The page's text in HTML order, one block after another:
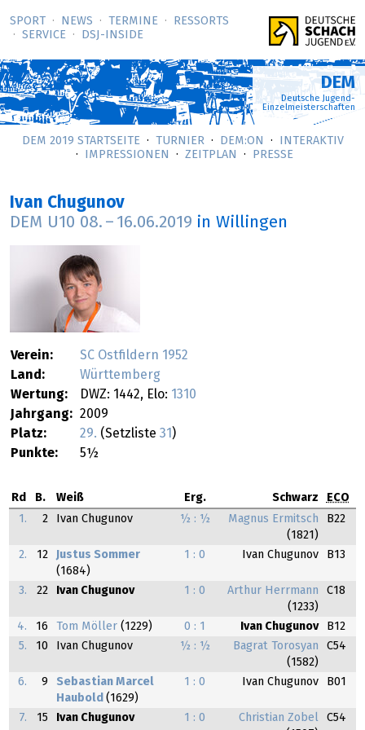
SPORT NEWS TERMINE
RESSORTS
SERVICE
DSJ-­INSIDE
DEM
Deutsche Jugend-
Einzelmeisterschaften
DEM 2019 STARTSEITE TURNIER DEM:ON
INTERAKTIV
IMPRESSIONEN
ZEITPLAN PRESSE
Ivan Chugunov
DEM U10 08. – 16.06.2019 in Willingen
Verein:
SC Ostfildern 1952
Land:
Württemberg
Wertung:
DWZ: 1442, Elo: 1310
Jahrgang: 2009
Platz:
29. (Setzliste 31 )
Punkte:
5½
Rd B. Weiß Erg. Schwarz
ECO
1.
2 Ivan Chugunov ½ : ½
Magnus Ermitsch
(1821)
B22
2. 12
Justus Sommer
(1684)
1 : 0 Ivan Chugunov B13
3. 22 Ivan Chugunov 1 : 0
Arthur Herrmann
(1233)
C18
4. 16 Tom Möller (1229) 0 : 1 Ivan Chugunov
B12
5.
10 Ivan Chugunov ½ : ½
Bagrat Torosyan
(1582)
C54
6. 9
Sebastian Marcel
Haubold (1629)
1 : 0 Ivan Chugunov B01
7. 15 Ivan Chugunov 1 : 0
Christian Zobel
C54